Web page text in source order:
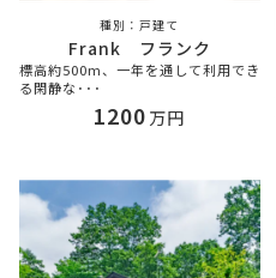
戸建て
Frank フランク
標高約500m、一年を通して利用でき
る閑静な･･･
1200 万円